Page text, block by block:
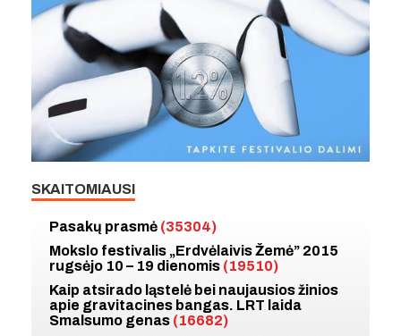
SKAITOMIAUSI
Pasakų prasmė (35304)
Mokslo festivalis „Erdvėlaivis Žemė” 2015
rugsėjo 10 – 19 dienomis (19510)
Kaip atsirado ląstelė bei naujausios žinios
apie gravitacines bangas. LRT laida
Smalsumo genas (16682)